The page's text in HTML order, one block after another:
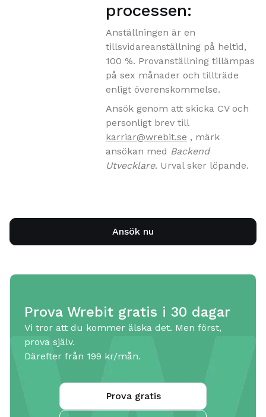
processen:
Anställningen är en
tillsvidareanställning på heltid,
100 %. Provanställning tillämpas
på sex månader och tillträde
enligt överenskommelse.
Ansök genom att skicka CV och
personligt brev till
karriar@wrebit.se , märk
ansökan med Backend
Utvecklare. Urval sker löpande.
Ansök nu
Prova Wrebit gratis i 30 dagar
Vi tror att du kommer älska det. Men först,
prova själv.
Därefter från 199 kr/mån.
Prova gratis